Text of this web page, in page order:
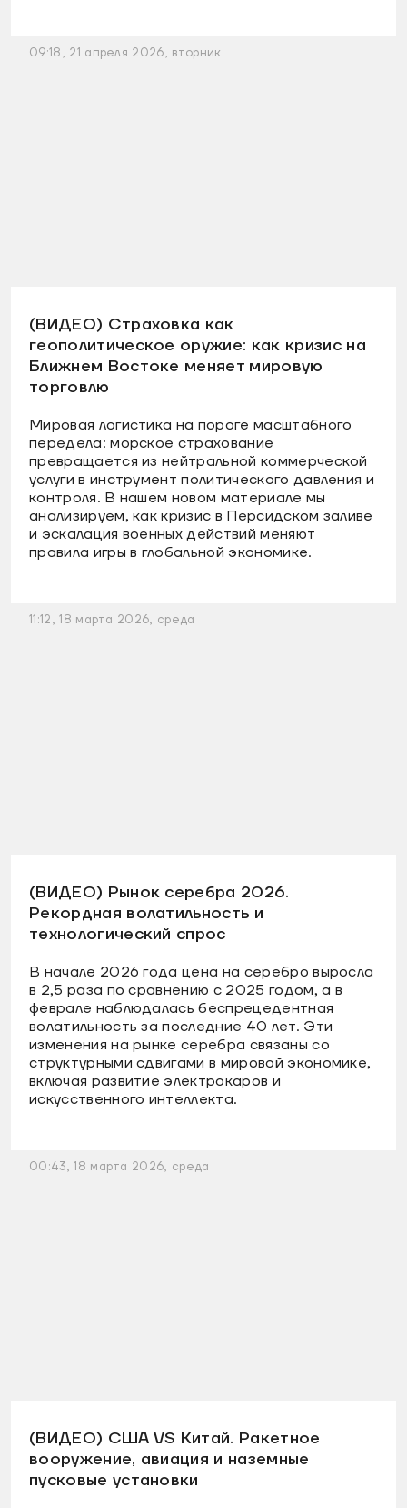
09:18, 21 апреля 2026, вторник
(ВИДЕО) Страховка как
геополитическое оружие: как кризис на
Ближнем Востоке меняет мировую
торговлю
Мировая логистика на пороге масштабного
передела: морское страхование
превращается из нейтральной коммерческой
услуги в инструмент политического давления и
контроля. В нашем новом материале мы
анализируем, как кризис в Персидском заливе
и эскалация военных действий меняют
правила игры в глобальной экономике.
11:12, 18 марта 2026, среда
(ВИДЕО) Рынок серебра 2026.
Рекордная волатильность и
технологический спрос
В начале 2026 года цена на серебро выросла
в 2,5 раза по сравнению с 2025 годом, а в
феврале наблюдалась беспрецедентная
волатильность за последние 40 лет. Эти
изменения на рынке серебра связаны со
структурными сдвигами в мировой экономике,
включая развитие электрокаров и
искусственного интеллекта.
00:43, 18 марта 2026, среда
(ВИДЕО) США VS Китай. Ракетное
вооружение, авиация и наземные
пусковые установки